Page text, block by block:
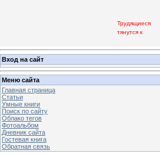
Трудящиеся
тянутся к
Вход на сайт
Меню сайта
Главная страница
Статьи
Умные книги
Поиск по сайту
Облако тегов
Фотоальбом
Дневник сайта
Гостевая книга
Обратная связь